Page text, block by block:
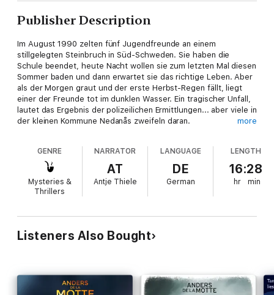
Publisher Description
Im August 1990 zelten fünf Jugendfreunde an einem
stillgelegten Steinbruch in Süd-Schweden. Sie haben die
Schule beendet, heute Nacht wollen sie zum letzten Mal diesen
Sommer baden und dann erwartet sie das richtige Leben. Aber
als der Morgen graut und der erste Herbst-Regen fällt, liegt
einer der Freunde tot im dunklen Wasser. Ein tragischer Unfall,
lautet das Ergebnis der polizeilichen Ermittlungen... aber viele in
der kleinen Kommune Nedanås zweifeln daran.
Mordkommission Stockholm, auf der Flucht vor einer ganz
persönlichen Tragödie, nach Nedanås zieht, setzen sich die
Dinge wieder in Bewegung. Ein neuer, makaberer Todesfall
ereignet sich, der eine Verbindung zu den Ereignissen im
Steinbruch zu haben scheint, und bald werden Anna und ihre
Anna zugleich verzweifelt versucht, ihr eigenes Geheimnis zu
wahren, nimmt sie die Ermittlungen auf. Was sie herausfindet,
ist ebenso erschütternd wie gefährlich für ihr eigenes Leben...
Mottes "Spätsommermord" ist raffinierte und atmosphärische
Spannung aus Skandinavien!
more
GENRE
Mysteries &
Thrillers
NARRATOR
AT
Antje Thiele
LANGUAGE
DE
German
LENGTH
16:28
hr min
Listeners Also Bought